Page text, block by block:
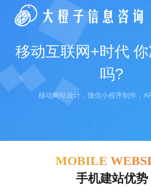
移动互联网+时代
吗?
移动网站设计，微信小程序制作，
MOBILE
手机建站优势